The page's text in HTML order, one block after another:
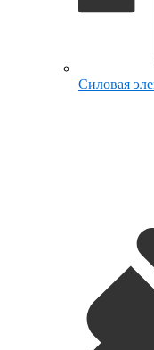
Силовая